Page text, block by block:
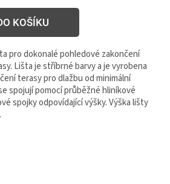
KOŠÍKU
pro dokonalé pohledové zakončení
Lišta je stříbrné barvy a je vyrobena
terasy pro dlažbu od minimální
spojují pomocí průběžné hliníkové
spojky odpovídající výšky. Výška lišty